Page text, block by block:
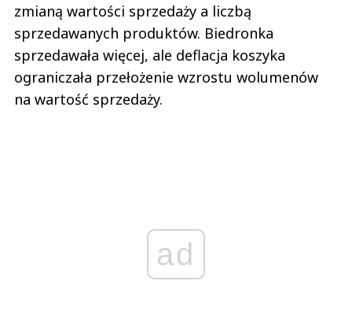
zmianą wartości sprzedaży a liczbą
sprzedawanych produktów. Biedronka
sprzedawała więcej, ale deflacja koszyka
ograniczała przełożenie wzrostu wolumenów
na wartość sprzedaży.
ad